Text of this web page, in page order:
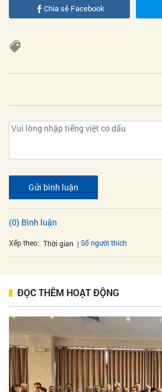
Chia sẻ Facebook
Gửi bình luận
(0) Bình luận
Xếp theo: Thời gian Số người thích
ĐỌC THÊM HOẠT ĐỘNG